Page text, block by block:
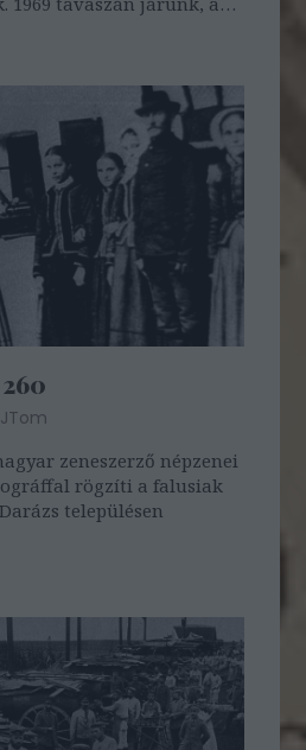
JTom
zeneszerző népzenei
rögzíti a falusiak
településen